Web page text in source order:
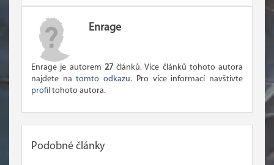
Enrage
Enrage je autorem 27článků. Více článků tohoto autora
najdete natomto odkazu. Pro více informací navštivte
profil tohoto autora.
Podobné články